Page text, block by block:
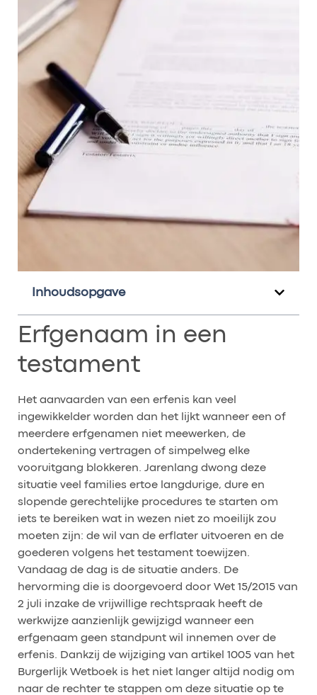
Inhoudsopgave
Erfgenaam in een
testament
Het aanvaarden van een erfenis kan veel
ingewikkelder worden dan het lijkt wanneer een of
meerdere erfgenamen niet meewerken, de
ondertekening vertragen of simpelweg elke
vooruitgang blokkeren. Jarenlang dwong deze
situatie veel families ertoe langdurige, dure en
slopende gerechtelijke procedures te starten om
iets te bereiken wat in wezen niet zo moeilijk zou
moeten zijn: de wil van de erflater uitvoeren en de
goederen volgens het testament toewijzen.
Vandaag de dag is de situatie anders. De
hervorming die is doorgevoerd door Wet 15/2015 van
2 juli inzake de vrijwillige rechtspraak heeft de
werkwijze aanzienlijk gewijzigd wanneer een
erfgenaam geen standpunt wil innemen over de
erfenis. Dankzij de wijziging van artikel 1005 van het
Burgerlijk Wetboek is het niet langer altijd nodig om
naar de rechter te stappen om deze situatie op te